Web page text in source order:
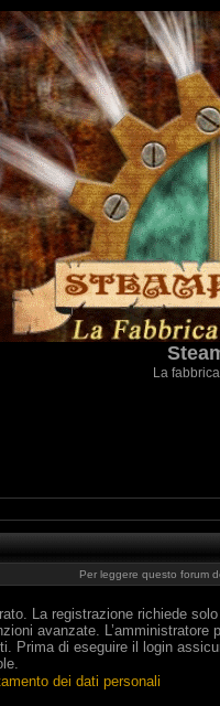
La
Per leggere questo forum
La registrazione richiede
avanzate. L’amministratore
Prima di eseguire il login
dei dati personali